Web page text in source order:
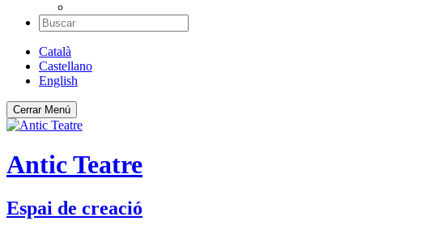
Català
Castellano
English
Cerrar Menú
Antic Teatre
Espai de creació